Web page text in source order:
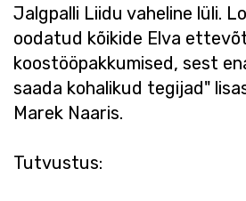
Jalgpalli Liidu vaheline lüli.
oodatud kõikide Elva
koostööpakkumised, sest
saada kohalikud tegijad"
Marek Naaris.
Tutvustus: